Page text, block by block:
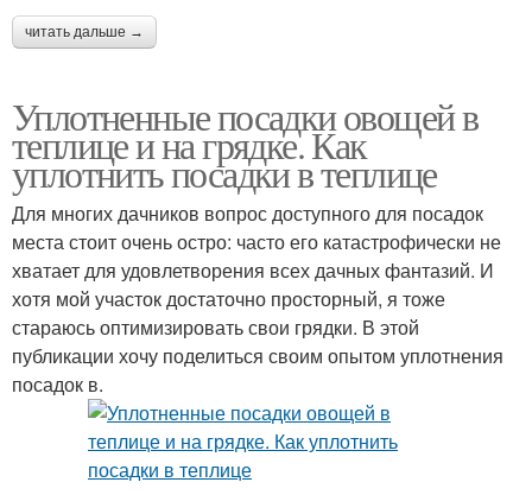
читать дальше →
Уплотненные посадки овощей в
теплице и на грядке. Как
уплотнить посадки в теплице
Для многих дачников вопрос доступного для посадок
места стоит очень остро: часто его катастрофически не
хватает для удовлетворения всех дачных фантазий. И
хотя мой участок достаточно просторный, я тоже
стараюсь оптимизировать свои грядки. В этой
публикации хочу поделиться своим опытом уплотнения
посадок в.